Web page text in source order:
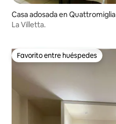
Casa adosada en Quattromiglia
La Villetta.
Favorito entre huéspedes
Favorito entre huéspedes